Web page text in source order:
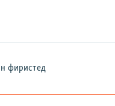
фиристед